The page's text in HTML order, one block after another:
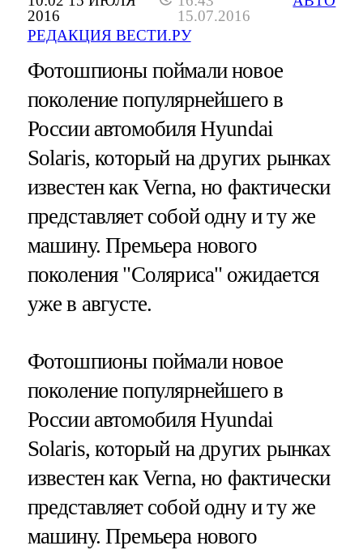
2016
15.07.2016
РЕДАКЦИЯ ВЕСТИ.РУ
Фотошпионы поймали новое
поколение популярнейшего в
России автомобиля Hyundai
Solaris, который на других рынках
известен как Verna, но фактически
представляет собой одну и ту же
машину. Премьера нового
поколения "Соляриса" ожидается
уже в августе.
Фотошпионы поймали новое
поколение популярнейшего в
России автомобиля Hyundai
Solaris, который на других рынках
известен как Verna, но фактически
представляет собой одну и ту же
машину. Премьера нового